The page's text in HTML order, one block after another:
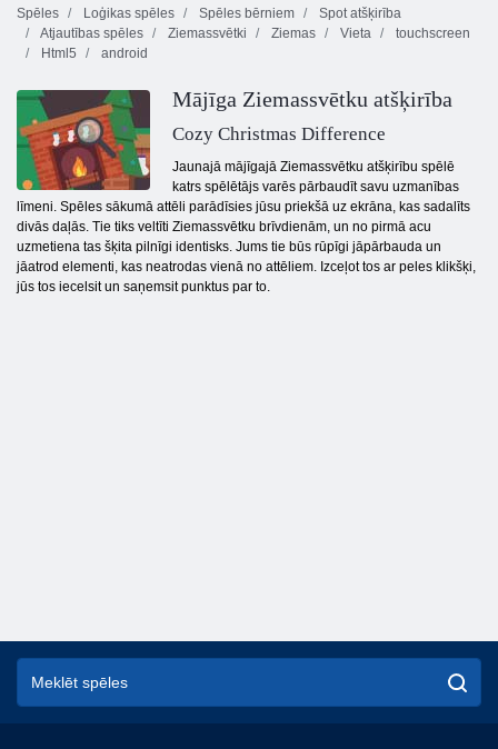
Spēles
Loģikas spēles Spēles bērniem
Spot atšķirība
Atjautības spēles
Ziemassvētki Ziemas Vieta
touchscreen
Html5
android
Mājīga Ziemassvētku atšķirība
Cozy Christmas Difference
Jaunajā mājīgajā Ziemassvētku atšķirību spēlē
katrs spēlētājs varēs pārbaudīt savu uzmanības
līmeni. Spēles sākumā attēli parādīsies jūsu priekšā uz ekrāna, kas sadalīts
divās daļās. Tie tiks veltīti Ziemassvētku brīvdienām, un no pirmā acu
uzmetiena tas šķita pilnīgi identisks. Jums tie būs rūpīgi jāpārbauda un
jāatrod elementi, kas neatrodas vienā no attēliem. Izceļot tos ar peles klikšķi,
jūs tos iecelsit un saņemsit punktus par to.